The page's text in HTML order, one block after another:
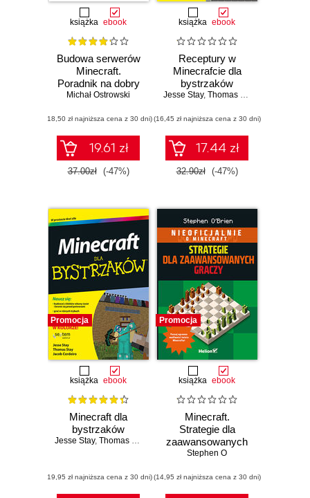
książka ebook
Budowa serwerów
Minecraft.
Poradnik na dobry
początek
Michał Ostrowski
(18,50 zł najniższa cena z 30 dni)
19.61 zł
37.00zł (-47%)
książka ebook
Receptury w
Minecrafcie dla
bystrzaków
Jesse Stay, Thomas Stay
(16,45 zł najniższa cena z 30 dni)
17.44 zł
32.90zł (-47%)
Promocja
książka ebook
Minecraft dla
bystrzaków
Jesse Stay, Thomas Stay Jacob Cordeiro
(19,95 zł najniższa cena z 30 dni)
Promocja
książka ebook
Minecraft.
Strategie dla
zaawansowanych
graczy
Stephen O
(14,95 zł najniższa cena z 30 dni)